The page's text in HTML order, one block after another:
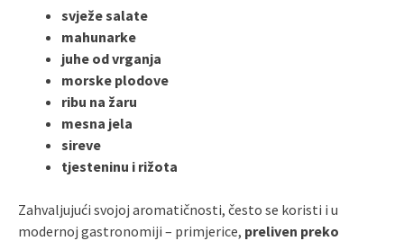
svježesalate
mahunarke
juhe od vrganja
morske plodove
ribu na žaru
mesna jela
sireve
tjesteninu i rižota
Zahvaljujući svojoj aromatičnosti, često se koristi i u
modernoj gastronomiji – primjerice, preliven preko